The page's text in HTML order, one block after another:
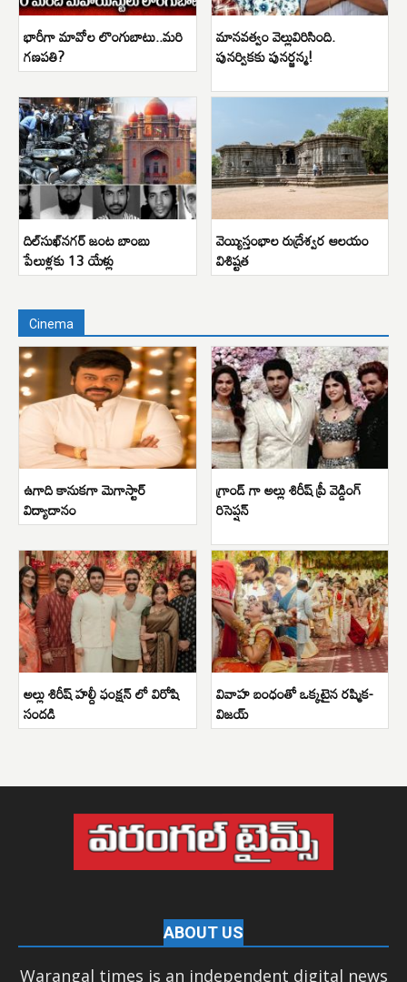
భారీగా మావోల లొంగుబాటు..మరి
గణపతి?
మానవత్వం వెల్లువిరిసింది.
పునర్వికకు పునర్జన్మ!
దిల్‌సుఖ్‌నగర్ జంట బాంబు
పేలుళ్లకు 13 యేళ్లు
వెయ్యిస్తంభాల రుద్రేశ్వర ఆలయం
విశిష్టత
Cinema
ఉగాది కానుకగా మెగాస్టార్
విద్యాదానం
గ్రాండ్ గా అల్లు శిరీష్ ప్రీ వెడ్డింగ్
రిసెప్షన్
అల్లు శిరీష్ హల్దీ ఫంక్షన్ లో విరోషి
సందడి
వివాహ బంధంతో ఒక్కటైన రష్మిక-
విజయ్
ABOUT US
Warangal times is an independent digital news